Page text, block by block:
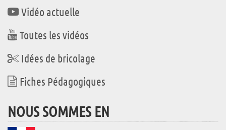
Vidéo actuelle
Toutes les vidéos
Idées de bricolage
Fiches Pédagogiques
NOUS SOMMES EN